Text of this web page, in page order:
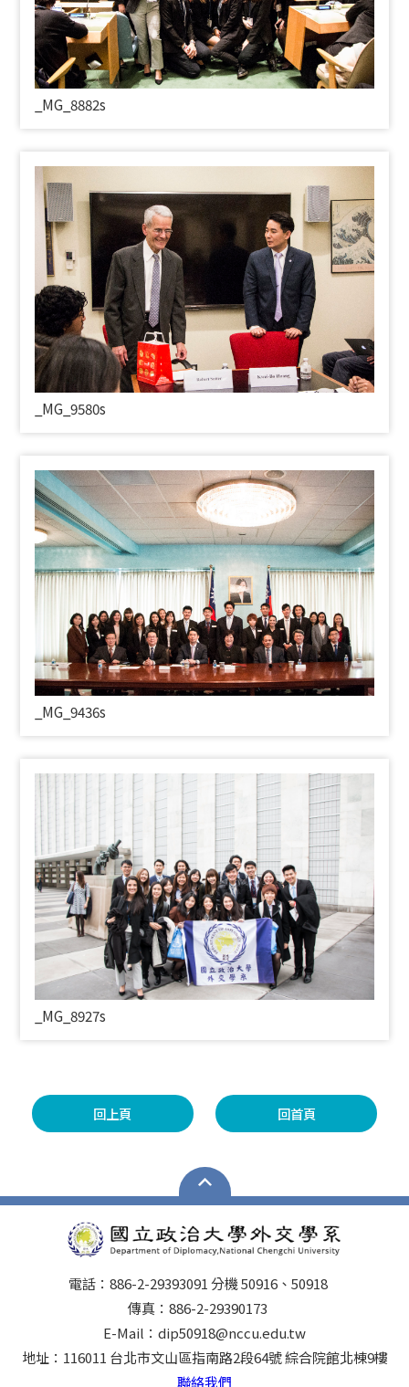
MG_8882s
MG_9580s
MG_9436s
MG_8927s
回上頁 回首頁
電話：886-2-29393091 分機 50916、50918
傳真：886-2-29390173
E-Mail：dip50918@nccu.edu.tw
地址：116011 台北市文山區指南路2段64號 綜合院館北棟9樓
聯絡我們